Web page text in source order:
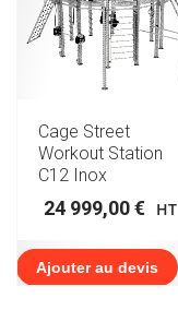
Cage Street
Workout Station
C12 Inox
24 999,00€ HT
Ajouter au devis